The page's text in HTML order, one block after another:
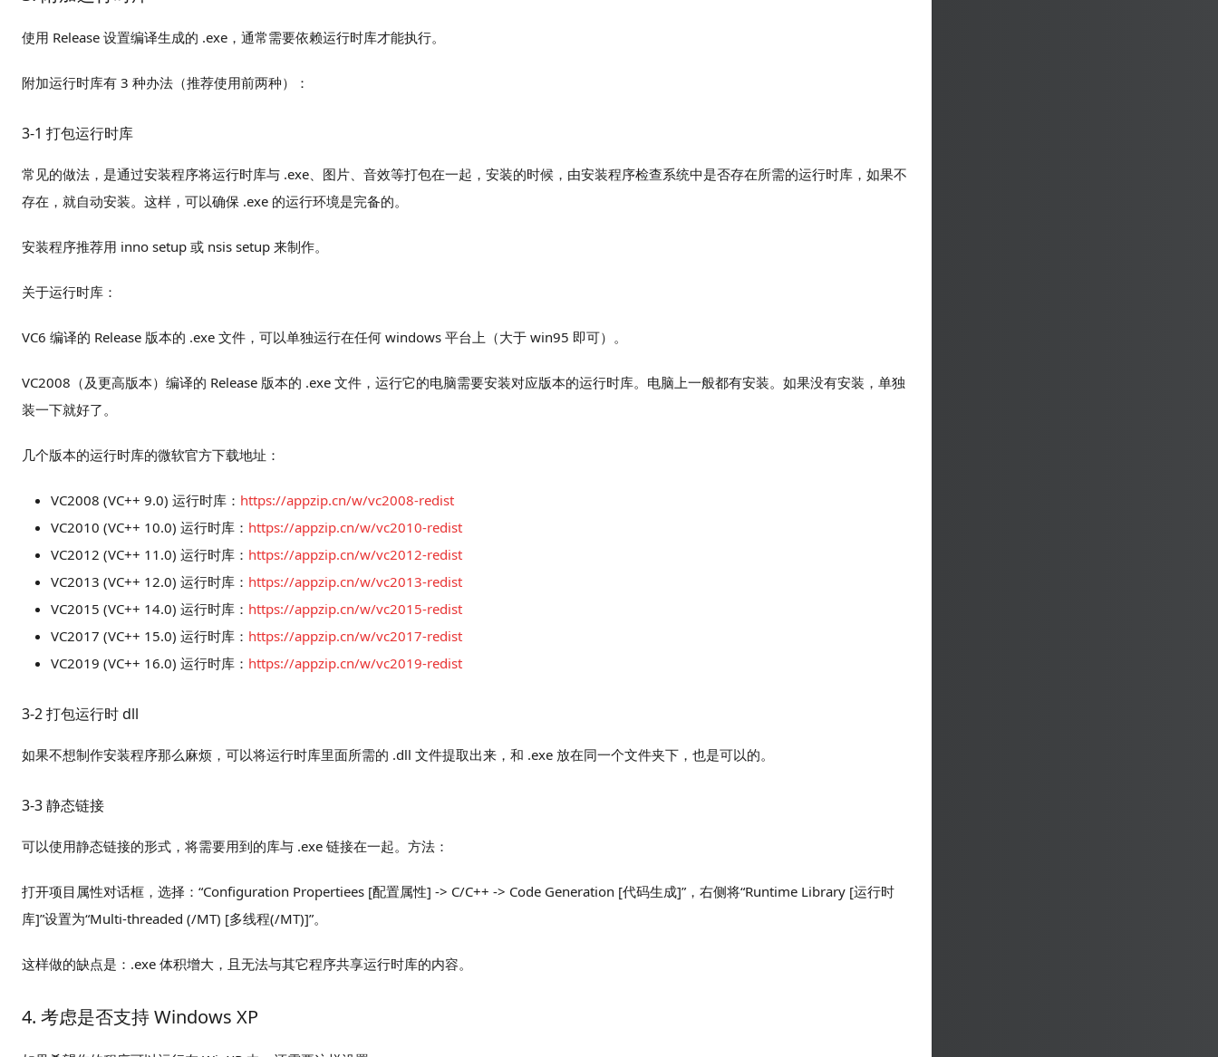
使用 Release 设置编译生成的 .exe，通常需要依赖运行时库才能执行。
附加运行时库有 3 种办法（推荐使用前两种）：
3-1 打包运行时库
常见的做法，是通过安装程序将运行时库与 .exe、图片、音效等打包在一起，安装的时候，由安装程序检查系统中是否存在所需的运行时库，如果不
存在，就自动安装。这样，可以确保 .exe 的运行环境是完备的。
安装程序推荐用 inno setup 或 nsis setup 来制作。
关于运行时库：
VC6 编译的 Release 版本的 .exe 文件，可以单独运行在任何 windows 平台上（大于 win95 即可）。
VC2008（及更高版本）编译的 Release 版本的 .exe 文件，运行它的电脑需要安装对应版本的运行时库。电脑上一般都有安装。如果没有安装，单独
装一下就好了。
几个版本的运行时库的微软官方下载地址：
VC2008 (VC++ 9.0) 运行时库： https://appzip.cn/w/vc2008-redist
VC2010 (VC++ 10.0) 运行时库： https://appzip.cn/w/vc2010-redist
VC2012 (VC++ 11.0) 运行时库： https://appzip.cn/w/vc2012-redist
VC2013 (VC++ 12.0) 运行时库： https://appzip.cn/w/vc2013-redist
VC2015 (VC++ 14.0) 运行时库： https://appzip.cn/w/vc2015-redist
VC2017 (VC++ 15.0) 运行时库： https://appzip.cn/w/vc2017-redist
VC2019 (VC++ 16.0) 运行时库： https://appzip.cn/w/vc2019-redist
3-2 打包运行时 dll
如果不想制作安装程序那么麻烦，可以将运行时库里面所需的 .dll 文件提取出来，和 .exe 放在同一个文件夹下，也是可以的。
3-3 静态链接
可以使用静态链接的形式，将需要用到的库与 .exe 链接在一起。方法：
打开项目属性对话框，选择：“Configuration Propertiees [配置属性] -> C/C++ -> Code Generation [代码生成]”，右侧将“Runtime Library [运行时
库]”设置为“Multi-threaded (/MT) [多线程(/MT)]”。
这样做的缺点是：.exe 体积增大，且无法与其它程序共享运行时库的内容。
4. 考虑是否支持 Windows XP